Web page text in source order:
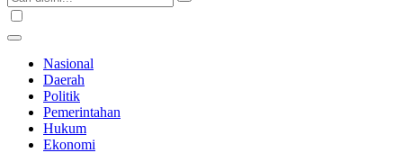
Nasional
Daerah
Politik
Pemerintahan
Hukum
Ekonomi